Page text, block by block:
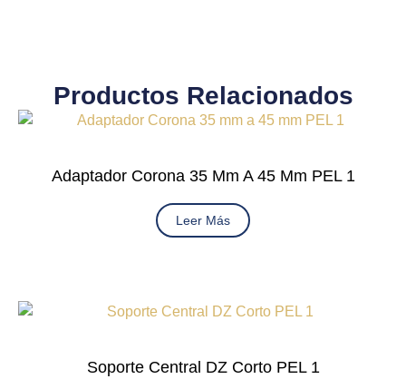
Productos Relacionados
Adaptador Corona 35 Mm A 45 Mm PEL 1
Leer Más
Soporte Central DZ Corto PEL 1